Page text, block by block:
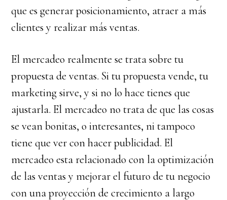
que es generar posicionamiento, atraer a más
clientes y realizar más ventas.
El mercadeo realmente se trata sobre tu
propuesta de ventas. Si tu propuesta vende, tu
marketing sirve, y si no lo hace tienes que
ajustarla. El mercadeo no trata de que las cosas
se vean bonitas, o interesantes, ni tampoco
tiene que ver con hacer publicidad. El
mercadeo esta relacionado con la optimización
de las ventas y mejorar el futuro de tu negocio
con una proyección de crecimiento a largo